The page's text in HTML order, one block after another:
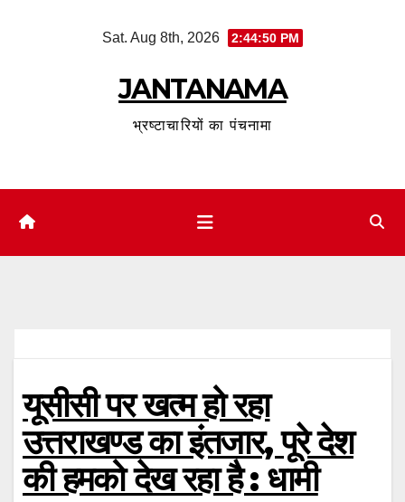
Sat. Aug 8th, 2026 2:44:51 PM
JANTANAMA
भ्रष्टाचारियों का पंचनामा
यूसीसी पर खत्म हो रहा
उत्तराखण्ड का इंतजार, पूरे देश
की हमको देख रहा है : धामी